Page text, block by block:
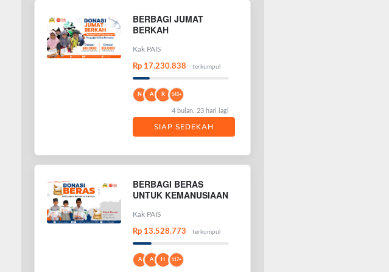
BERBAGI JUMAT
BERKAH
Kak PAIS
Rp 17.230.838 terkumpul
N A R 143+
4 bulan, 23 hari lagi
SIAP SEDEKAH
BERBAGI BERAS
UNTUK KEMANUSIAAN
Kak PAIS
Rp 13.528.773 terkumpul
A A H 117+